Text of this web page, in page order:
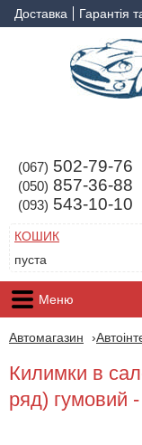
Доставка Гарантія
(067) 502-79-76
(050) 857-36-88
(093) 543-10-10
КОШИК
пуста
Меню
Автомагазин
Килимки в
ряд) гумовий